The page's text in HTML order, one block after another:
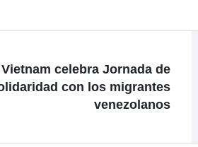
Vietnam celebra Jornada de
con los migrantes
venezolanos